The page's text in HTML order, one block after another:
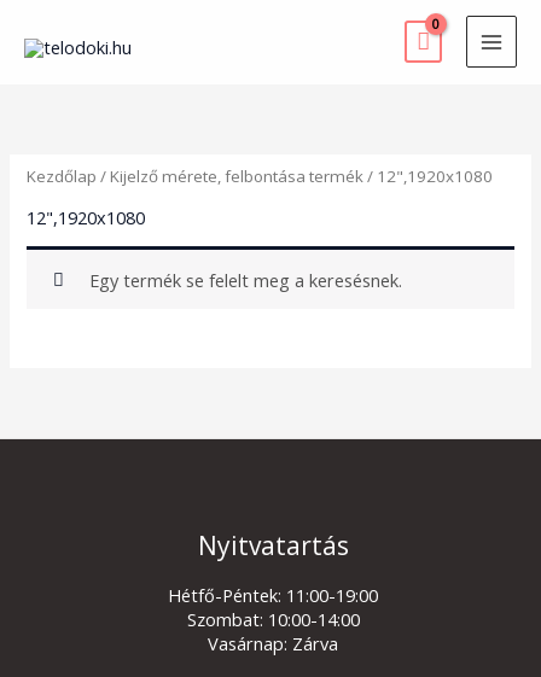
content
Kezdőlap / Kijelző mérete, felbontása termék / 12",1920x1080
12",1920x1080
Egy termék se felelt meg a keresésnek.
Nyitvatartás
Hétfő-Péntek: 11:00-19:00
Szombat: 10:00-14:00
Vasárnap: Zárva